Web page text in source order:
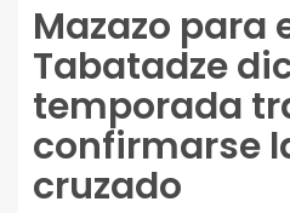
Mazazo para
Tabatadze
temporada
confirmarse
cruzado